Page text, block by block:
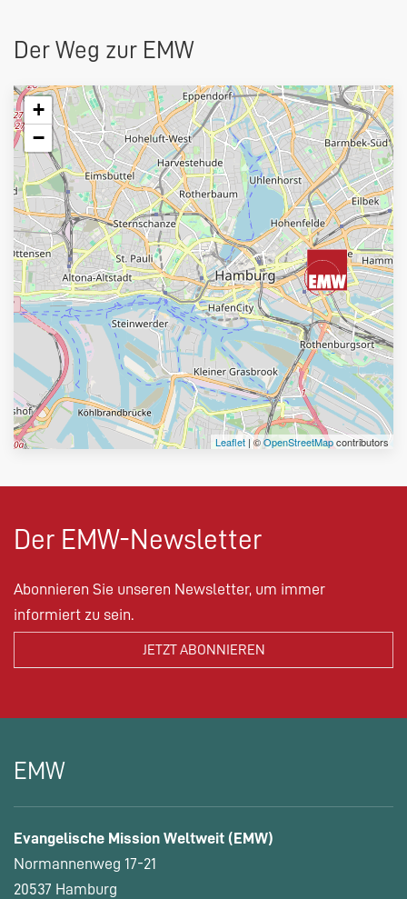
Der Weg zur EMW
+
−
Leaflet | ©OpenStreetMapcontributors
Der EMW-Newsletter
Abonnieren Sie unseren Newsletter, um immer
informiert zu sein.
EMW
Evangelische Mission Weltweit (EMW)
Normannenweg 17-21
20537 Hamburg